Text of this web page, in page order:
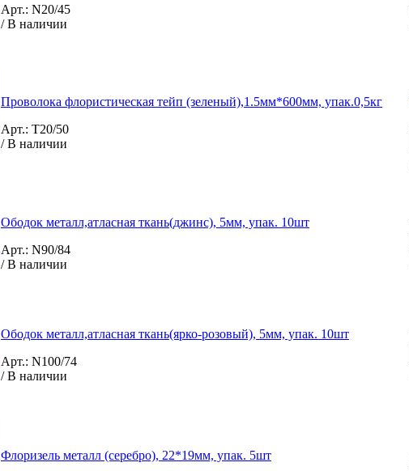
Арт.: N20/45
/ В наличии
Проволока флористическая тейп (зеленый),1.5мм*600мм, упак.0,5кг
Арт.: T20/50
/ В наличии
Ободок металл,атласная ткань(джинс), 5мм, упак. 10шт
Арт.: N90/84
/ В наличии
Ободок металл,атласная ткань(ярко-розовый), 5мм, упак. 10шт
Арт.: N100/74
/ В наличии
Флоризель металл (серебро), 22*19мм, упак. 5шт